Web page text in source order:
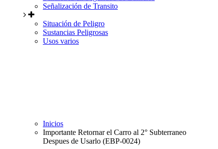
Señalización de Transito
Situación de Peligro
Sustancias Peligrosas
Usos varios
Inicios
Importante Retornar el Carro al 2° Subterraneo
Despues de Usarlo (EBP-0024)